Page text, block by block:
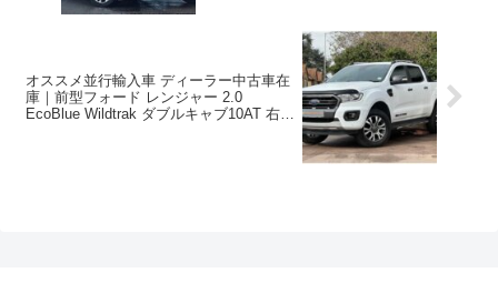
オススメ並行輸入車 ディーラー中古車在
庫｜前型フォード レンジャー 2.0
EcoBlue Wildtrak ダブルキャブ10AT 右ハ